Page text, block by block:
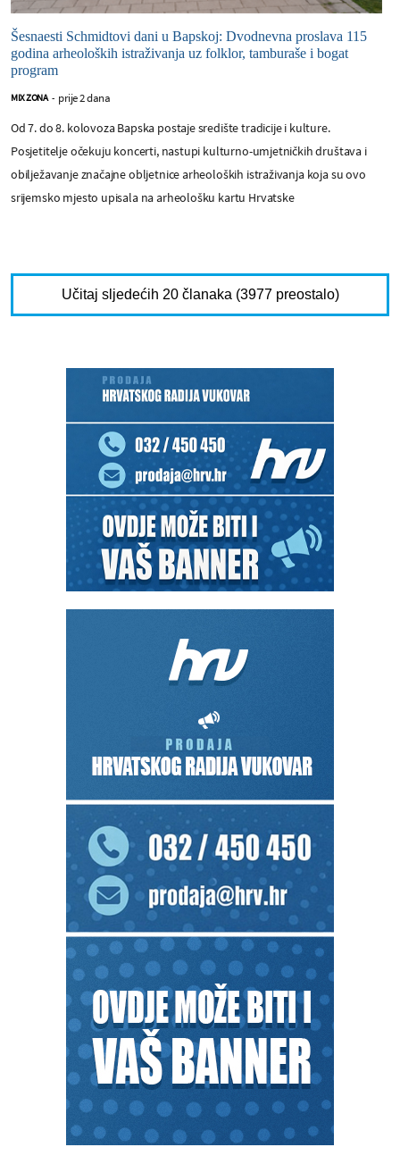
Šesnaesti Schmidtovi dani u Bapskoj: Dvodnevna proslava 115
godina arheoloških istraživanja uz folklor, tamburaše i bogat
program
MIX ZONA - prije 2 dana
Od 7. do 8. kolovoza Bapska postaje središte tradicije i kulture.
Posjetitelje očekuju koncerti, nastupi kulturno-umjetničkih društava i
obilježavanje značajne obljetnice arheoloških istraživanja koja su ovo
srijemsko mjesto upisala na arheološku kartu Hrvatske
Učitaj sljedećih 20 članaka (3977 preostalo)